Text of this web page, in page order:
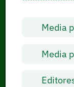
Media
Media